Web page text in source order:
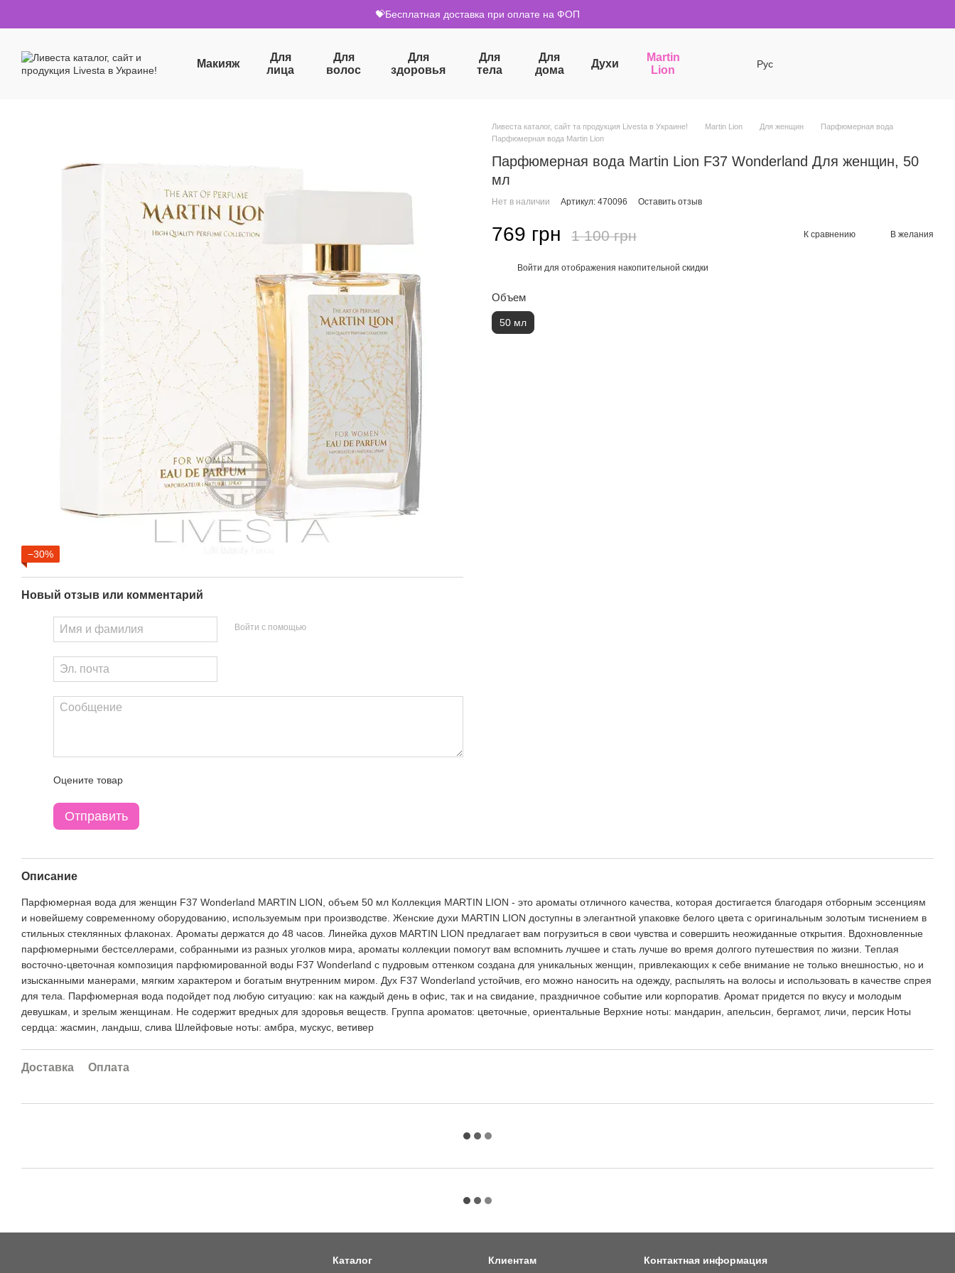
💝Бесплатная доставка при оплате на ФОП
Макияж
Для
лица
Для
волос
Для
здоровья
Для
тела
Для
дома
Духи
Martin
Lion
Рус
−30%
Новый отзыв или комментарий
Войти с помощью
Оцените товар
Отправить
Ливеста каталог, сайт та продукция Livesta в Украине! Martin Lion Для женщин
Парфюмерная вода
Парфюмерная вода Martin Lion
Парфюмерная вода Martin Lion F37 Wonderland Для женщин, 50
мл
Нет в наличии Артикул: 470096 Оставить отзыв
769 грн 1 100 грн К сравнению В желания
Войти для отображения накопительной скидки
Объем
50 мл
Описание
Парфюмерная вода для женщин F37 Wonderland MARTIN LION, объем 50 мл Коллекция MARTIN LION - это ароматы отличного качества, которая достигается благодаря отборным эссенциям
и новейшему современному оборудованию, используемым при производстве. Женские духи MARTIN LION доступны в элегантной упаковке белого цвета с оригинальным золотым тиснением в
стильных стеклянных флаконах. Ароматы держатся до 48 часов. Линейка духов MARTIN LION предлагает вам погрузиться в свои чувства и совершить неожиданные открытия. Вдохновленные
парфюмерными бестселлерами, собранными из разных уголков мира, ароматы коллекции помогут вам вспомнить лучшее и стать лучше во время долгого путешествия по жизни. Теплая
восточно-цветочная композиция парфюмированной воды F37 Wonderland с пудровым оттенком создана для уникальных женщин, привлекающих к себе внимание не только внешностью, но и
изысканными манерами, мягким характером и богатым внутренним миром. Дух F37 Wonderland устойчив, его можно наносить на одежду, распылять на волосы и использовать в качестве спрея
для тела. Парфюмерная вода подойдет под любую ситуацию: как на каждый день в офис, так и на свидание, праздничное событие или корпоратив. Аромат придется по вкусу и молодым
девушкам, и зрелым женщинам. Не содержит вредных для здоровья веществ. Группа ароматов: цветочные, ориентальные Верхние ноты: мандарин, апельсин, бергамот, личи, персик Ноты
сердца: жасмин, ландыш, слива Шлейфовые ноты: амбра, мускус, ветивер
Доставка Оплата
Каталог Клиентам Контактная информация